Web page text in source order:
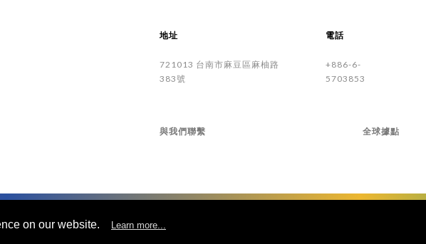
地址
721013 台南市麻豆區 麻柚路
383號
電話
+886-6-
5703853
與我們聯繫 全球據點
UNIVACCO Technology Inc
on our website. Learn more...